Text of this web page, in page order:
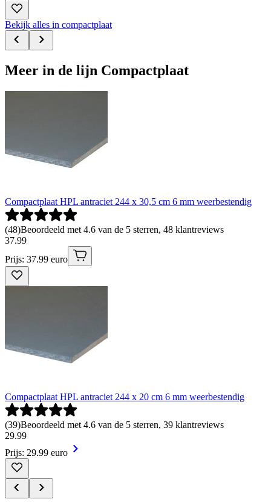
Bekijk alles in compactplaat
Meer in de lijn Compactplaat
Compactplaat HPL antraciet 244 x 30,5 cm 6 mm weerbestendig
(48)Beoordeeld met 4.6 van de 5 sterren, 48 klantreviews
37.99
Prijs: 37.99 euro
Compactplaat HPL antraciet 244 x 20 cm 6 mm weerbestendig
(39)Beoordeeld met 4.6 van de 5 sterren, 39 klantreviews
29.99
Prijs: 29.99 euro